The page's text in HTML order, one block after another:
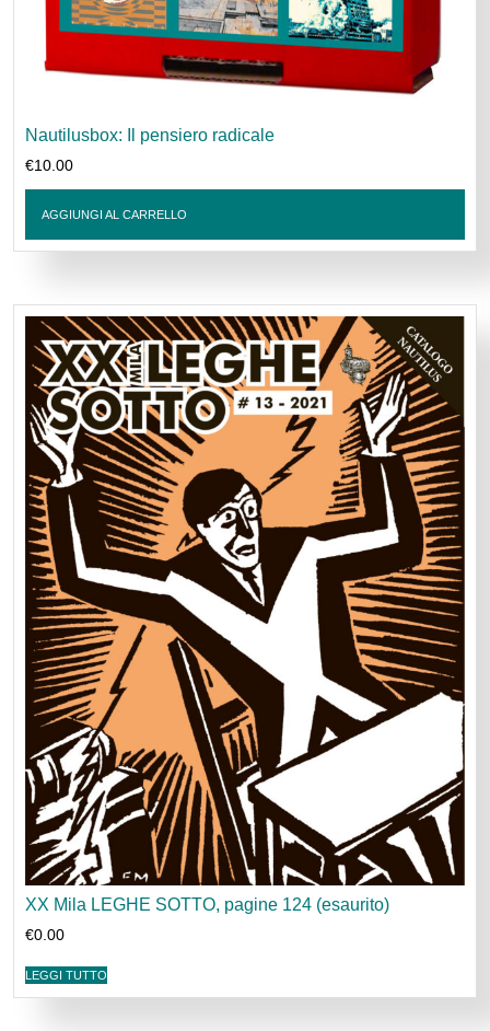
Nautilusbox: Il pensiero radicale
€10.00
AGGIUNGI AL CARRELLO
XX Mila LEGHE SOTTO, pagine 124 (esaurito)
€0.00
LEGGI TUTTO